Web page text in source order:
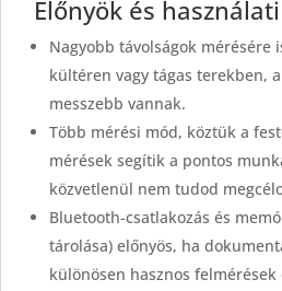
Előnyök és
Nagyobb távolságok mérésére
kültéren vagy tágas terekben,
messzebb vannak.
Több mérési mód, köztük a
mérések segítik a pontos
közvetlenül nem tudod
Bluetooth-csatlakozás és
tárolása) előnyös, ha
különösen hasznos